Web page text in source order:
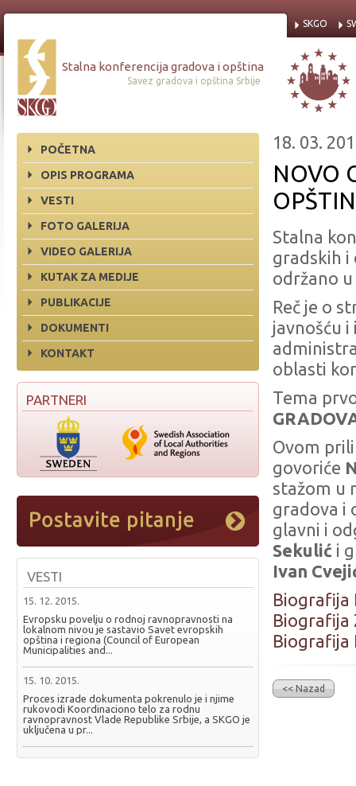
Stalna konferencija gradova i opština
Savez gradova i opština Srbije
SKGO
POČETNA
OPIS PROGRAMA
VESTI
FOTO GALERIJA
VIDEO GALERIJA
KUTAK ZA MEDIJE
PUBLIKACIJE
DOKUMENTI
KONTAKT
PARTNERI
VESTI
15. 12. 2015.
Evropsku povelju o rodnoj ravnopravnosti na
lokalnom nivou je sastavio Savet evropskih
opština i regiona (Council of European
Municipalities and...
15. 10. 2015.
Proces izrade dokumenta pokrenulo je i njime
rukovodi Koordinaciono telo za rodnu
ravnopravnost Vlade Republike Srbije, a SKGO je
uključena u pr...
18. 03.
NOVO
Stalna
gradskih i
održano
Reč je o
javnošću
oblasti
Tema
Ovom
govoriće
stažom u
gradova i
glavni i
Sekulić i
Ivan
Biografija
Biografija
Biografija
<< Nazad